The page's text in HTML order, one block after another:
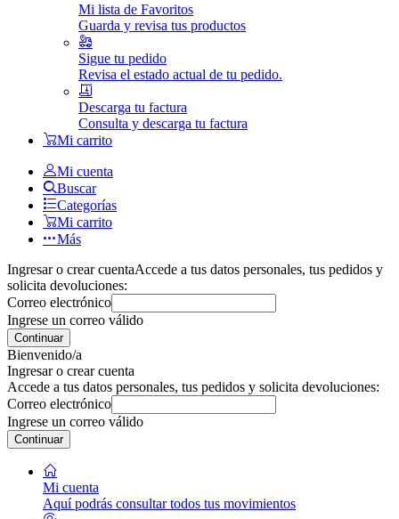
Mi lista de Favoritos
Guarda y revisa tus productos
Sigue tu pedido
Revisa el estado actual de tu pedido.
Descarga tu factura
Consulta y descarga tu factura
Mi carrito
Mi cuenta
Buscar
Categorías
Mi carrito
Más
Ingresar o crear cuentaAccede a tus datos personales, tus pedidos y
solicita devoluciones:
Correo electrónico
Ingrese un correo válido
Continuar
Bienvenido/a
Ingresar o crear cuenta
Accede a tus datos personales, tus pedidos y solicita devoluciones:
Correo electrónico
Ingrese un correo válido
Continuar
Mi cuenta
Aquí podrás consultar todos tus movimientos